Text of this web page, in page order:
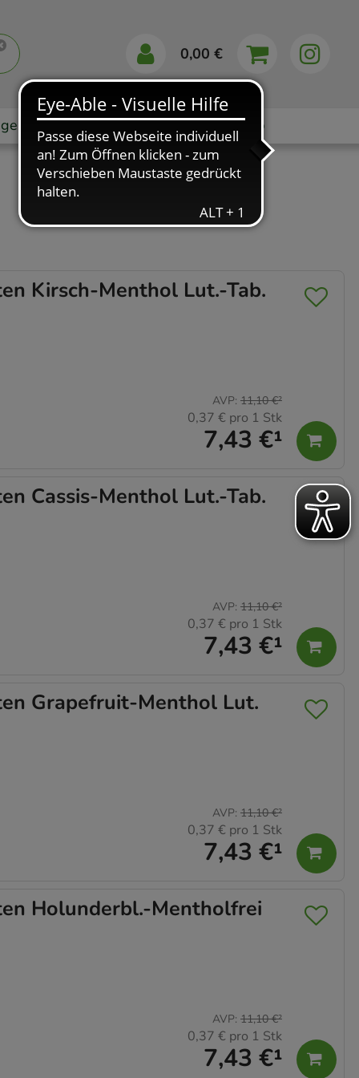
0,00 €
Markenshops Ratgeber App
Kirsch-Menthol Lut.-Tab.
7,43 €¹
AVP: 11,10 €²
0,37 € pro 1 Stk
Cassis-Menthol Lut.-Tab.
7,43 €¹
AVP: 11,10 €²
0,37 € pro 1 Stk
Grapefruit-Menthol Lut.
7,43 €¹
AVP: 11,10 €²
0,37 € pro 1 Stk
Holunderbl.-Mentholfrei
7,43 €¹
AVP: 11,10 €²
0,37 € pro 1 Stk